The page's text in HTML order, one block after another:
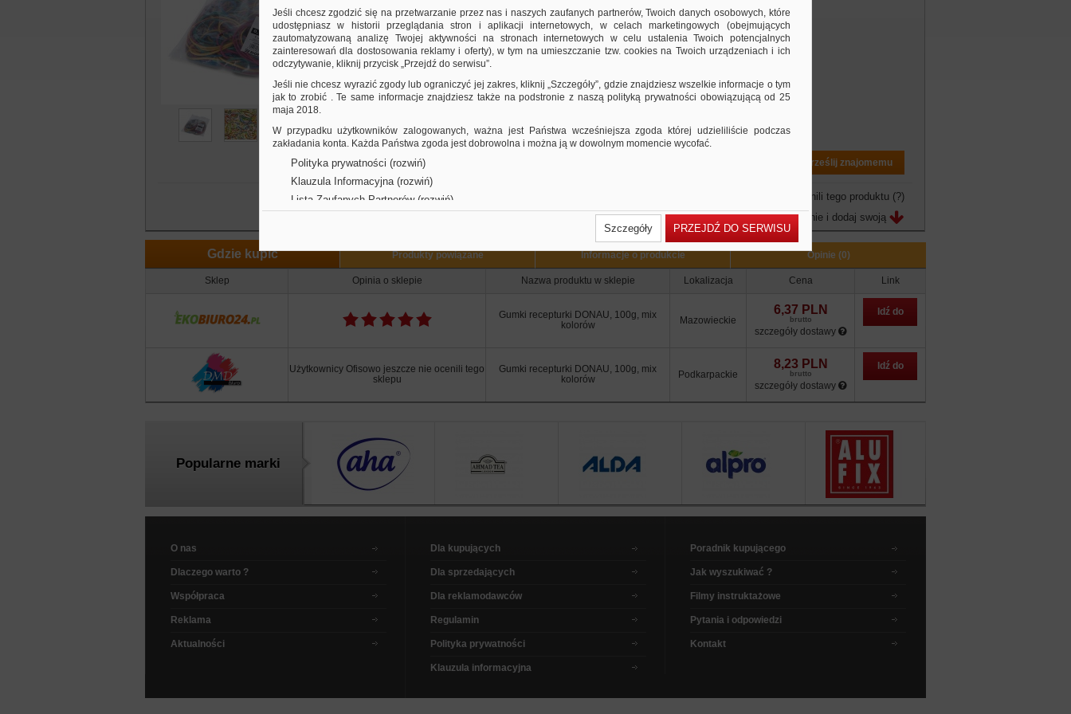
mix kolorów
Prześlij znajomemu
Użytkownicy Ofisowo jeszcze nie ocenili tego produktu (?)
Zobacz opinie i dodaj swoją
Gdzie kupić Produkty powiązane Informacje o produkcie Opinie (0)
Sklep Opinia o sklepie Nazwa produktu w sklepie Lokalizacja Cena Link
Gumki recepturki DONAU, 100g, mix
kolorów
Mazowieckie
6,37 PLN
brutto
szczegóły dostawy
Idź do
Użytkownicy Ofisowo jeszcze nie ocenili tego
sklepu
Gumki recepturki DONAU, 100g, mix
kolorów
Podkarpackie
8,23 PLN
brutto
szczegóły dostawy
Idź do
Popularne marki
O nas
Dlaczego warto ?
Współpraca
Reklama
Aktualności
Dla kupujących
Dla sprzedających
Dla reklamodawców
Regulamin
Polityka prywatności
Klauzula informacyjna
Poradnik kupującego
Jak wyszukiwać ?
Filmy instruktażowe
Pytania i odpowiedzi
Kontakt
Jeśli chcesz zgodzić się na przetwarzanie przez nas i naszych zaufanych partnerów, Twoich danych osobowych, które
udostępniasz w historii przeglądania stron i aplikacji internetowych, w celach marketingowych (obejmujących
zautomatyzowaną analizę Twojej aktywności na stronach internetowych w celu ustalenia Twoich potencjalnych
zainteresowań dla dostosowania reklamy i oferty), w tym na umieszczanie tzw. cookies na Twoich urządzeniach i ich
odczytywanie, kliknij przycisk „Przejdź do serwisu”.
Jeśli nie chcesz wyrazić zgody lub ograniczyć jej zakres, kliknij „Szczegóły”, gdzie znajdziesz wszelkie informacje o tym
jak to zrobić . Te same informacje znajdziesz także na podstronie z naszą polityką prywatności obowiązującą od 25
maja 2018.
W przypadku użytkowników zalogowanych, ważna jest Państwa wcześniejsza zgoda której udzieliliście podczas
zakładania konta. Każda Państwa zgoda jest dobrowolna i można ją w dowolnym momencie wycofać.
Polityka prywatności (rozwiń)
Klauzula Informacyjna (rozwiń)
Lista Zaufanych Partnerów (rozwiń)
Szczegóły PRZEJDŹ DO SERWISU